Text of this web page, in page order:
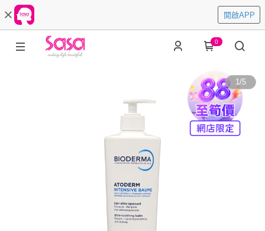
開啟APP
0
1/5